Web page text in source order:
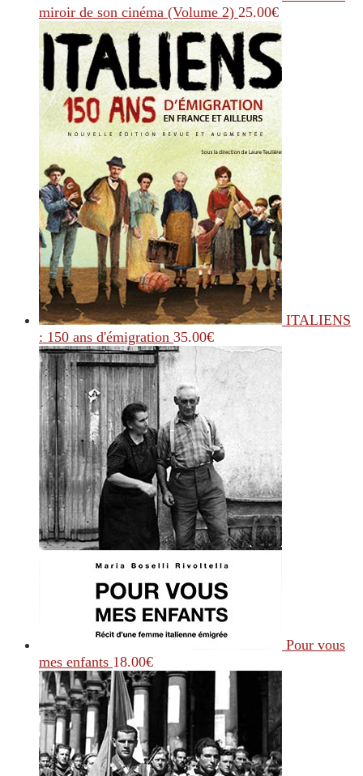
miroir de son cinéma (Volume 2) 25.00€
ITALIENS
: 150 ans d'émigration 35.00€
Pour vous
mes enfants 18.00€